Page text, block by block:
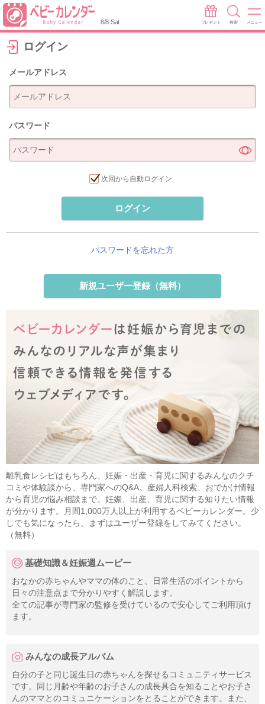
8/8 Sat プレゼント 検索 メニュー
ログイン
メールアドレス
パスワード
次回から自動ログイン
ログイン
パスワードを忘れた方
新規ユーザー登録（無料）
離乳食レシピはもちろん、妊娠・出産・育児に関するみんなのクチ
コミや体験談から、専門家へのQ&A。産婦人科検索、おでかけ情報
から育児の悩み相談まで。妊娠、出産、育児に関する知りたい情報
が分かります。月間1,000万人以上が利用するベビーカレンダー。少
しでも気になったら、まずはユーザー登録をしてみてください。
（無料）
基礎知識＆妊娠週ムービー
おなかの赤ちゃんやママの体のこと、日常生活のポイントから
日々の注意点まで分かりやすく解説します。
全ての記事が専門家の監修を受けているので安心してご利用頂け
ます。
みんなの成長アルバム
自分の子と同じ誕生日の赤ちゃんを探せるコミュニティサービス
です。同じ月齢や年齢のお子さんの成長具合を知ることやお子さ
んのママとのコミュニケーションをとることができます。また、